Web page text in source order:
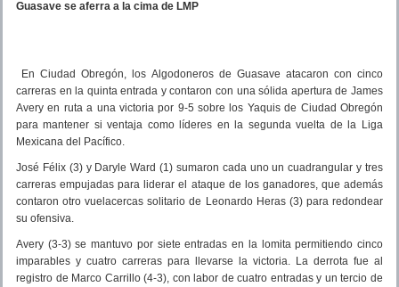
Guasave se aferra a la cima de LMP
En Ciudad Obregón,
los Algodoneros de Guasave atacaron con cinco
carreras en la quinta entrada y contaron con una sólida apertura de James
Avery en ruta a una victoria por 9-5 sobre los Yaquis de Ciudad Obregón
para mantener si ventaja como líderes en la segunda vuelta de la Liga
Mexicana del Pacífico.
José Félix (3) y Daryle Ward (1) sumaron cada uno un cuadrangular y tres
carreras empujadas para liderar el ataque de los ganadores, que además
contaron otro vuelacercas solitario de Leonardo Heras (3) para redondear
su ofensiva.
Avery (3-3) se mantuvo por siete entradas en la lomita permitiendo cinco
imparables y cuatro carreras para llevarse la victoria. La derrota fue al
registro de Marco Carrillo (4-3), con labor de cuatro entradas y un tercio de